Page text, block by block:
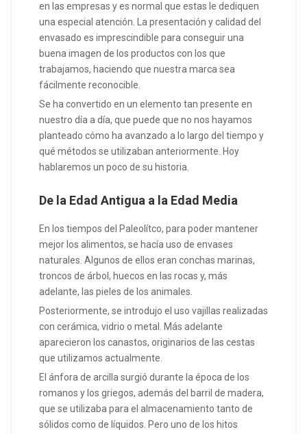
en las empresas y es normal que estas le dediquen
una especial atención. La presentación y calidad del
envasado es imprescindible para conseguir una
buena imagen de los productos con los que
trabajamos, haciendo que nuestra marca sea
fácilmente reconocible.
Se ha convertido en un elemento tan presente en
nuestro día a día, que puede que no nos hayamos
planteado cómo ha avanzado a lo largo del tiempo y
qué métodos se utilizaban anteriormente. Hoy
hablaremos un poco de su historia.
De la Edad Antigua a la Edad Media
En los tiempos del Paleolítco, para poder mantener
mejor los alimentos, se hacía uso de envases
naturales. Algunos de ellos eran conchas marinas,
troncos de árbol, huecos en las rocas y, más
adelante, las pieles de los animales.
Posteriormente, se introdujo el uso vajillas realizadas
con cerámica, vidrio o metal. Más adelante
aparecieron los canastos, originarios de las cestas
que utilizamos actualmente.
El ánfora de arcilla surgió durante la época de los
romanos y los griegos, además del barril de madera,
que se utilizaba para el almacenamiento tanto de
sólidos como de líquidos. Pero uno de los hitos